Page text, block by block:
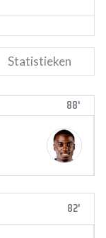
Statistieken
88'
82'